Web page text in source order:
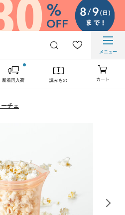
メニュー
新着再入荷 読みもの カート
チェ